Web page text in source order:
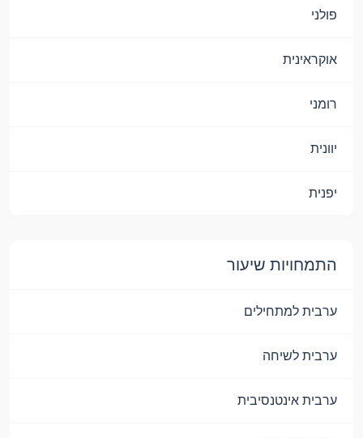
פולני
אוקראינית
רומני
יוונית
יפנית
התמחויות שיעור
ערבית למתחילים
ערבית לשיחה
ערבית אינטנסיבית